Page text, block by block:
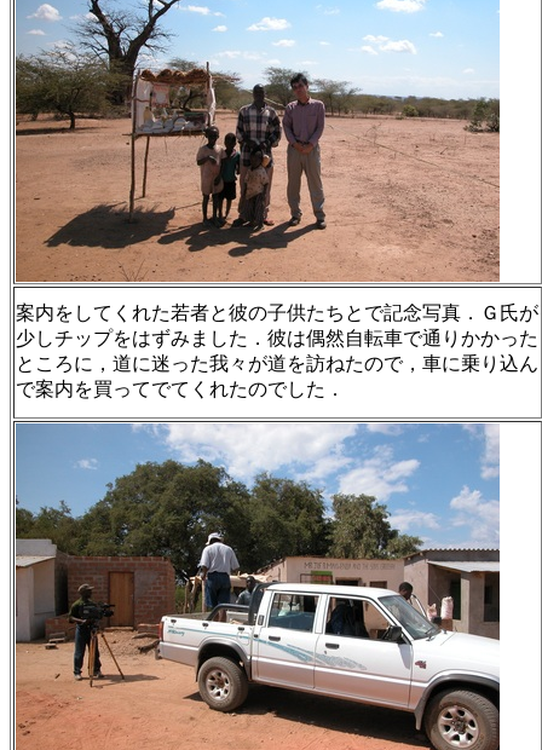
案内をしてくれた若者と彼の子供たちとで記念写真．Ｇ氏が
少しチップをはずみました．彼は偶然自転車で通りかかった
ところに，道に迷った我々が道を訪ねたので，車に乗り込ん
で案内を買ってでてくれたのでした．